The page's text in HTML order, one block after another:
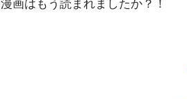
漫画はもう読まれましたか？！